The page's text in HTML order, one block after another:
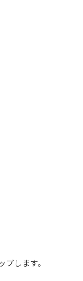
します。